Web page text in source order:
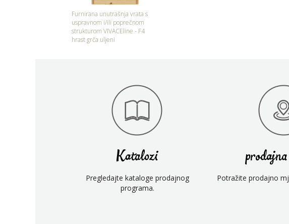
Furnirana unutrašnja vrata s
uspravnom i/ili poprečnom
strukturom VIVACEline - F4
hrast grča uljeni
Katalozi
Pregledajte kataloge prodajnog
programa.
Potražite prodajno